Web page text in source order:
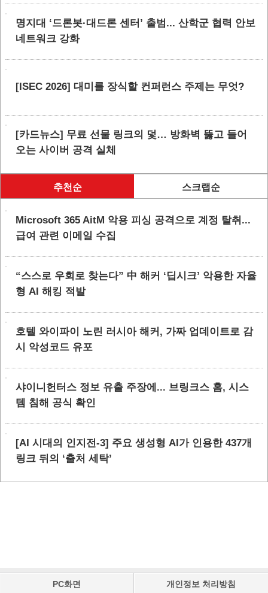
명지대 ‘드론봇·대드론 센터’ 출범... 산학군 협력 안보
네트워크 강화
[ISEC 2026] 대미를 장식할 컨퍼런스 주제는 무엇?
[카드뉴스] 무료 선물 링크의 덫… 방화벽 뚫고 들어
오는 사이버 공격 실체
추천순 스크랩순
Microsoft 365 AitM 악용 피싱 공격으로 계정 탈취...
급여 관련 이메일 수집
“스스로 우회로 찾는다” 中 해커 ‘딥시크’ 악용한 자율
형 AI 해킹 적발
호텔 와이파이 노린 러시아 해커, 가짜 업데이트로 감
시 악성코드 유포
샤이니헌터스 정보 유출 주장에... 브링크스 홈, 시스
템 침해 공식 확인
[AI 시대의 인지전-3] 주요 생성형 AI가 인용한 437개
링크 뒤의 ‘출처 세탁’
PC화면 개인정보 처리방침